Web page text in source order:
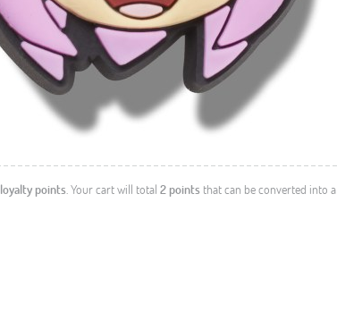
loyalty points. Your cart will total 2points that can be converted into a